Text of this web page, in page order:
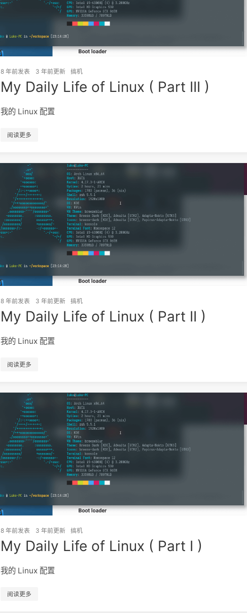
8 年前发表 3 年前更新 搞机
My Daily Life of Linux ( Part III )
我的 Linux 配置
阅读更多
8 年前发表 3 年前更新 搞机
My Daily Life of Linux ( Part II )
我的 Linux 配置
阅读更多
8 年前发表 3 年前更新 搞机
My Daily Life of Linux ( Part I )
我的 Linux 配置
阅读更多